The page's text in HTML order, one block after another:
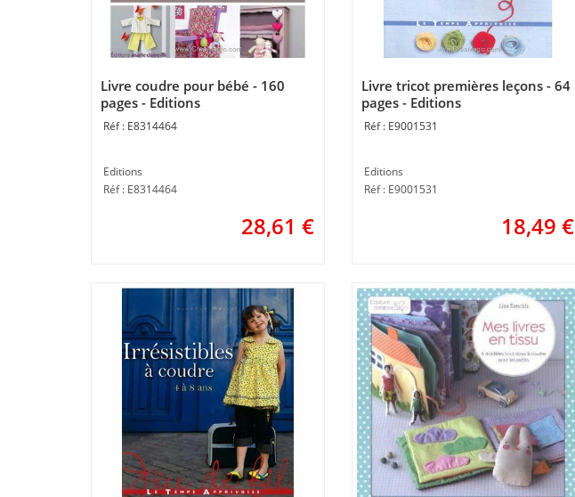
Livre coudre pour bébé - 160
pages - Editions
E8314464
Editions
Réf : E8314464
28,61 €
Livre tricot premières leçons - 64
pages - Editions
E9001531
Editions
Réf : E9001531
18,49 €